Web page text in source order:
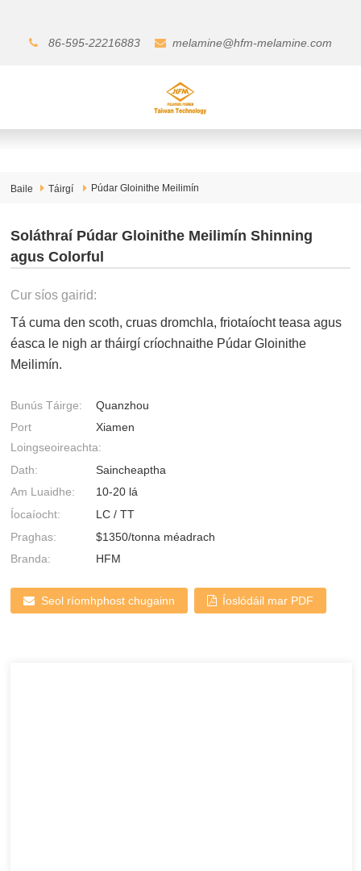
86-595-22216883 melamine@hfm-melamine.com
Baile Táirgí Púdar Gloinithe Meilimín
Soláthraí Púdar Gloinithe Meilimín Shinning
agus Colorful
Cur síos gairid:
Tá cuma den scoth, cruas dromchla, friotaíocht teasa agus
éasca le nigh ar tháirgí críochnaithe Púdar Gloinithe
Meilimín.
Bunús Táirge:
Quanzhou
Port
Loingseoireachta:
Xiamen
Dath:
Saincheaptha
Am Luaidhe:
10-20 lá
Íocaíocht:
LC / TT
Praghas:
$1350/tonna méadrach
Branda:
HFM
Seol ríomhphost chugainn Íoslódáil mar PDF